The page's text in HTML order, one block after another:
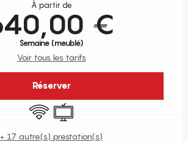
À partir de
€
Semaine (meublé)
Voir tous les tarifs
Réserver
WiFi Télévision
+ 17 autre(s) prestation(s)